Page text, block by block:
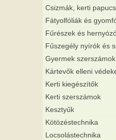
Csizmák, kerti
Fátyolfóliák és
Fűrészek és
Fűszegély nyírók és
Gyermek szerszámok
Kártevők elleni
Kerti kiegészítők
Kerti szerszámok
Kesztyűk
Kötözéstechnika
Locsolástechnika